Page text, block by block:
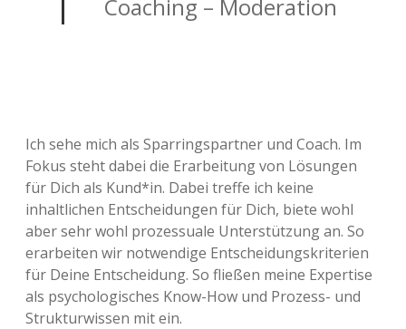
Coaching – Moderation
Ich sehe mich als Sparringspartner und Coach. Im
Fokus steht dabei die Erarbeitung von Lösungen
für Dich als Kund*in. Dabei treffe ich keine
inhaltlichen Entscheidungen für Dich, biete wohl
aber sehr wohl prozessuale Unterstützung an. So
erarbeiten wir notwendige Entscheidungskriterien
für Deine Entscheidung. So fließen meine Expertise
als psychologisches Know-How und Prozess- und
Strukturwissen mit ein.